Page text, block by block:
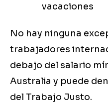
vacaciones
No hay ninguna
trabajadores
debajo del salario
Australia y puede
del Trabajo Justo.